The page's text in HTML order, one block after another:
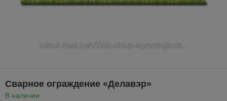
Сварное ограждение «Делавэр»
В наличии